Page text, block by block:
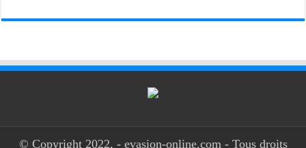
© Copyright 2022, - evasion-online.com - Tous droits